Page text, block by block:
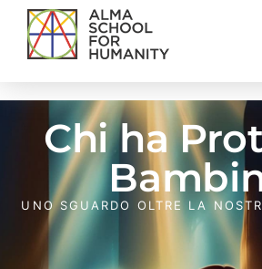
Chi ha
UNO SGUARDO OLTRE LA